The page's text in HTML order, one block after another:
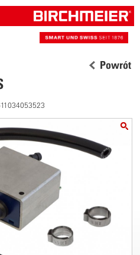
Powrót